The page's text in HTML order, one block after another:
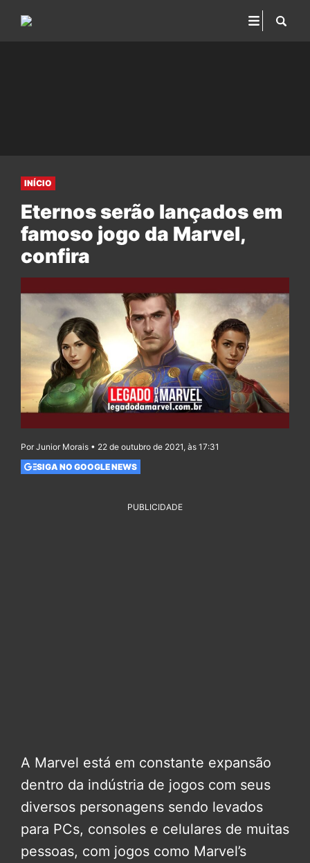
INÍCIO
Eternos serão lançados em
famoso jogo da Marvel,
confira
Por Junior Morais • 22 de outubro de 2021, às 17:31
SIGA NO GOOGLE NEWS
PUBLICIDADE
A Marvel está em constante expansão
dentro da indústria de jogos com seus
diversos personagens sendo levados
para PCs, consoles e celulares de muitas
pessoas, com jogos como Marvel’s